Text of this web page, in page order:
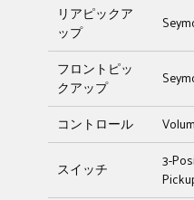
リアピックア
ップ
フロントピッ
クアップ
コントロール
スイッチ
3-